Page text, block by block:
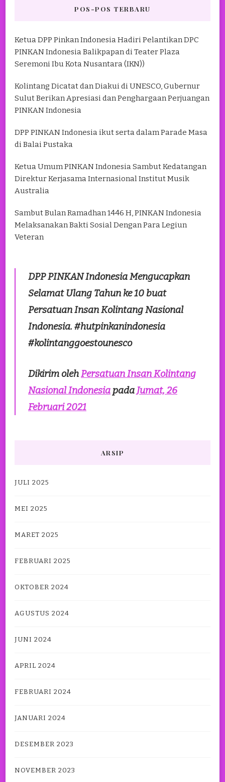
POS-POS TERBARU
Ketua DPP Pinkan Indonesia Hadiri Pelantikan DPC
PINKAN Indonesia Balikpapan di Teater Plaza
Seremoni Ibu Kota Nusantara (IKN))
Kolintang Dicatat dan Diakui di UNESCO, Gubernur
Sulut Berikan Apresiasi dan Penghargaan Perjuangan
PINKAN Indonesia
DPP PINKAN Indonesia ikut serta dalam Parade Masa
di Balai Pustaka
Ketua Umum PINKAN Indonesia Sambut Kedatangan
Direktur Kerjasama Internasional Institut Musik
Australia
Sambut Bulan Ramadhan 1446 H, PINKAN Indonesia
Melaksanakan Bakti Sosial Dengan Para Legiun
Veteran
DPP PINKAN Indonesia Mengucapkan
Selamat Ulang Tahun ke 10 buat
Persatuan Insan Kolintang Nasional
Indonesia. #hutpinkanindonesia
#kolintanggoestounesco
Dikirim olehPersatuan Insan Kolintang
Nasional Indonesiapada Jumat, 26
Februari 2021
ARSIP
JULI 2025
MEI 2025
MARET 2025
FEBRUARI 2025
OKTOBER 2024
AGUSTUS 2024
JUNI 2024
APRIL 2024
FEBRUARI 2024
JANUARI 2024
DESEMBER 2023
NOVEMBER 2023